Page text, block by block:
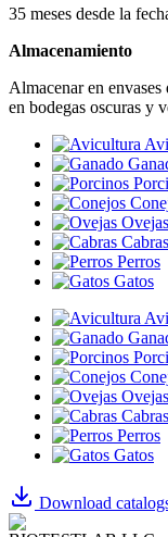
35 meses desde la
Almacenamiento
Almacenar en envases
en bodegas oscuras y
Ovejas
Cabras
Perros
Gatos
Ovejas
Cabras
Perros
Gatos
Download